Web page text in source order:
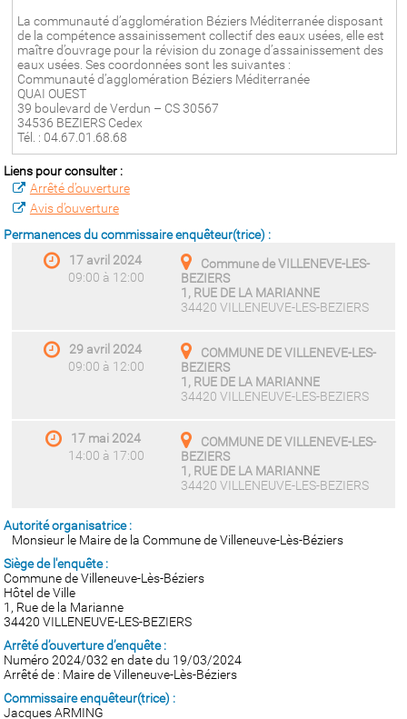
La communauté d’agglomération Béziers Méditerranée disposant
de la compétence assainissement collectif des eaux usées, elle est
maître d’ouvrage pour la révision du zonage d’assainissement des
eaux usées. Ses coordonnées sont les suivantes :
Communauté d’agglomération Béziers Méditerranée
QUAI OUEST
39 boulevard de Verdun – CS 30567
34536 BEZIERS Cedex
Tél. : 04.67.01.68.68
Liens pour consulter :
Arrêté d’ouverture
Avis d’ouverture
Permanences du commissaire enquêteur(trice) :
17 avril 2024
09:00 à 12:00
Commune de VILLENEVE-LES-
BEZIERS
1, RUE DE LA MARIANNE
34420 VILLENEUVE-LES-BEZIERS
29 avril 2024
09:00 à 12:00
COMMUNE DE VILLENEVE-LES-
BEZIERS
1, RUE DE LA MARIANNE
34420 VILLENEUVE-LES-BEZIERS
17 mai 2024
14:00 à 17:00
COMMUNE DE VILLENEVE-LES-
BEZIERS
1, RUE DE LA MARIANNE
34420 VILLENEUVE-LES-BEZIERS
Autorité organisatrice :
Monsieur le Maire de la Commune de Villeneuve-Lès-Béziers
Siège de l'enquête :
Commune de Villeneuve-Lès-Béziers
Hôtel de Ville
1, Rue de la Marianne
34420 VILLENEUVE-LES-BEZIERS
Arrêté d’ouverture d’enquête :
Numéro 2024/032 en date du 19/03/2024
Arrêté de : Maire de Villeneuve-Lès-Béziers
Commissaire enquêteur(trice) :
Jacques ARMING